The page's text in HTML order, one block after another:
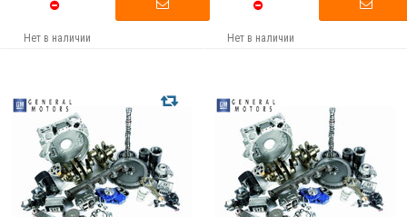
Нет в наличии Нет в наличии